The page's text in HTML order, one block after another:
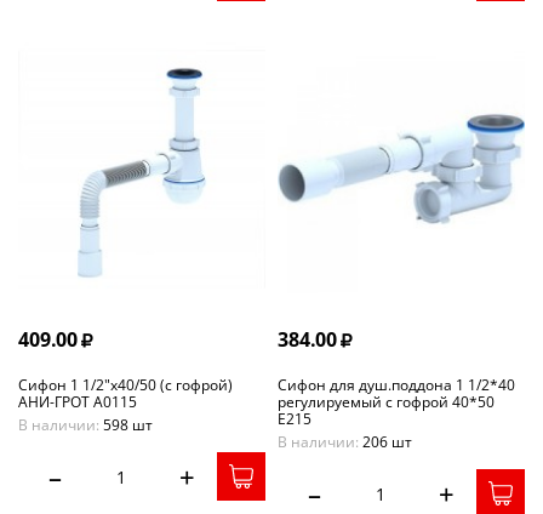
409.00
Сифон 1 1/2"х40/50 (с гофрой)
АНИ-ГРОТ А0115
В наличии: 598 шт
– +
384.00
Сифон для душ.поддона 1 1/2*40
регулируемый с гофрой 40*50
Е215
В наличии: 206 шт
– +